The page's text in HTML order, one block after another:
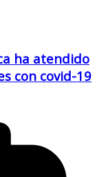
ha atendido
con covid-19